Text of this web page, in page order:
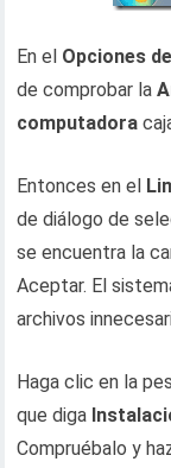
En el Opciones
de comprobar la
computadora
Entonces en el
de diálogo de
se encuentra la
Aceptar. El
archivos
Haga clic en la
que diga
Compruébalo y